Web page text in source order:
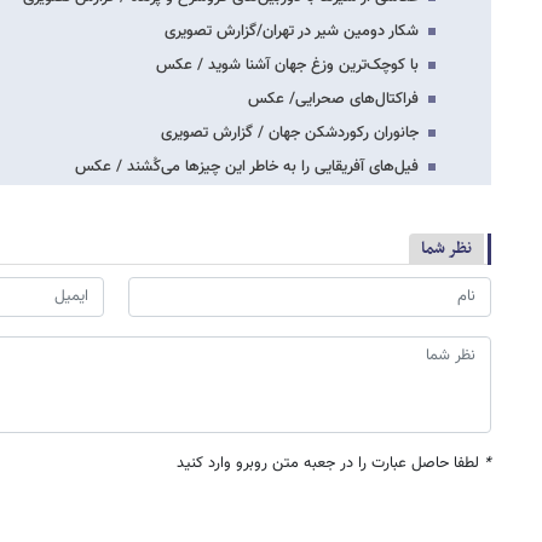
شکار دومین شیر در تهران/گزارش تصویری
با کوچک‌ترین وزغ جهان آشنا شوید / عکس
فراکتال‌های صحرایی/ عکس
جانوران رکوردشکن جهان / گزارش تصویری
فیل‌های آفریقایی را به خاطر این چیزها می‌کُشند / عکس
نظر شما
* لطفا حاصل عبارت را در جعبه متن روبرو وارد کنید